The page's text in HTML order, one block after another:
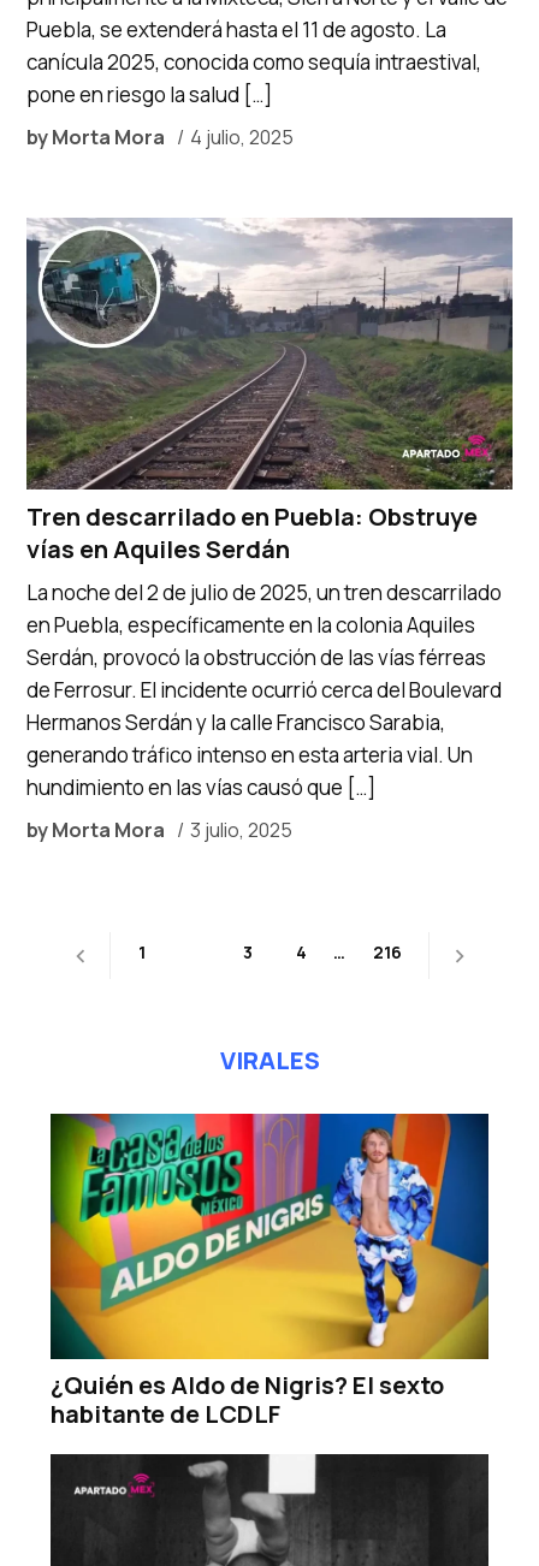
byMorta Mora 4 julio, 2025
Puebla, se extenderá hasta el 11 de agosto. La
canícula 2025, conocida como sequía intraestival,
pone en riesgo la salud […]
Tren descarrilado en Puebla: Obstruye
vías en Aquiles Serdán
byMorta Mora 3 julio, 2025
La noche del 2 de julio de 2025, un tren descarrilado
en Puebla, específicamente en la colonia Aquiles
Serdán, provocó la obstrucción de las vías férreas
de Ferrosur. El incidente ocurrió cerca del Boulevard
Hermanos Serdán y la calle Francisco Sarabia,
generando tráfico intenso en esta arteria vial. Un
hundimiento en las vías causó que […]
Paginación
1 3 4 … 216
VIRALES
¿Quién es Aldo de Nigris? El sexto
habitante de LCDLF